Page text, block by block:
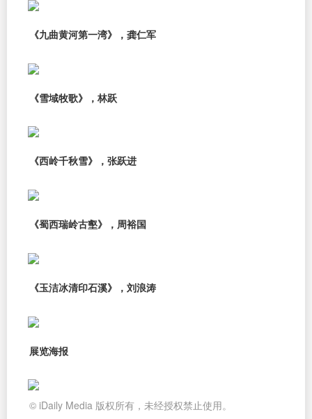
《九曲黄河第一湾》，龚仁军
《雪域牧歌》，林跃
《西岭千秋雪》，张跃进
《蜀西瑞岭古壑》，周裕国
《玉洁冰清印石溪》，刘浪涛
展览海报
© iDaily Media 版权所有，未经授权禁止使用。